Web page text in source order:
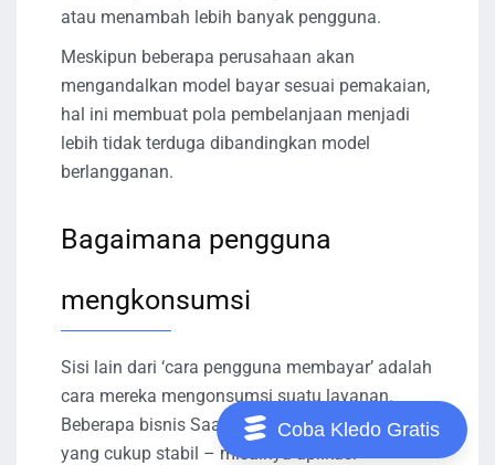
atau menambah lebih banyak pengguna.
Meskipun beberapa perusahaan akan
mengandalkan model bayar sesuai pemakaian,
hal ini membuat pola pembelanjaan menjadi
lebih tidak terduga dibandingkan model
berlangganan.
Bagaimana pengguna
mengkonsumsi
Sisi lain dari ‘cara pengguna membayar’ adalah
cara mereka mengonsumsi suatu layanan.
Beberapa bisnis SaaS memiliki pola konsumsi
yang cukup stabil – misalnya aplikasi
Coba Kledo Gratis